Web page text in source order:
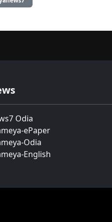
Odia
ePaper
Odia
English